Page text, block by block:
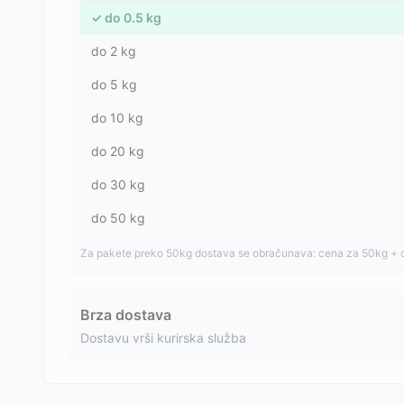
✓ do 0.5 kg
do 2 kg
do 5 kg
do 10 kg
do 20 kg
do 30 kg
do 50 kg
Za pakete preko 50kg dostava se obračunava: cena za 50kg +
Brza dostava
Dostavu vrši kurirska služba